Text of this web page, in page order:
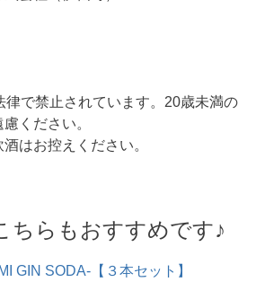
で禁止されています。20歳未満の
ください。
はお控えください。
ちらもおすすめです♪
GIN SODA-【３本セット】